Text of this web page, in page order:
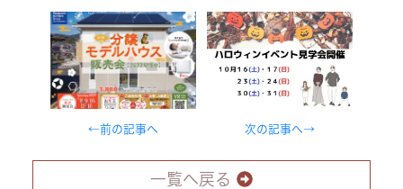
←前の記事へ 次の記事へ→
一覧へ戻る